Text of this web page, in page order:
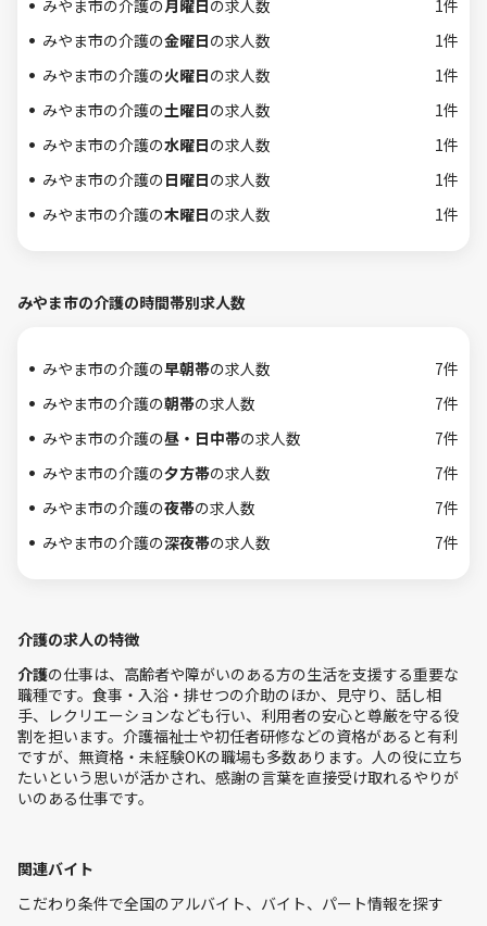
みやま市の介護の月曜日の求人数
1件
みやま市の介護の金曜日の求人数
1件
みやま市の介護の火曜日の求人数
1件
みやま市の介護の土曜日の求人数
1件
みやま市の介護の水曜日の求人数
1件
みやま市の介護の日曜日の求人数
1件
みやま市の介護の木曜日の求人数 1件
みやま市の介護の時間帯別求人数
みやま市の介護の早朝帯の求人数
7件
みやま市の介護の朝帯の求人数
7件
みやま市の介護の昼・日中帯の求人数
7件
みやま市の介護の夕方帯の求人数
7件
みやま市の介護の夜帯の求人数
7件
みやま市の介護の深夜帯の求人数 7件
介護の求人の特徴
介護の仕事は、高齢者や障がいのある方の生活を支援する重要な
職種です。食事・入浴・排せつの介助のほか、見守り、話し相
手、レクリエーションなども行い、利用者の安心と尊厳を守る役
割を担います。介護福祉士や初任者研修などの資格があると有利
ですが、無資格・未経験OKの職場も多数あります。人の役に立ち
たいという思いが活かされ、感謝の言葉を直接受け取れるやりが
いのある仕事です。
関連バイト
こだわり条件で全国のアルバイト、バイト、パート情報を探す